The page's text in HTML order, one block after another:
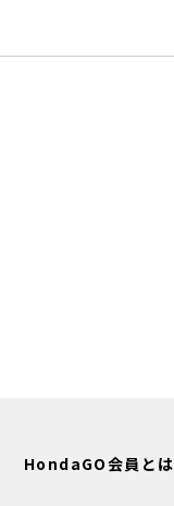
HondaGO会員とは